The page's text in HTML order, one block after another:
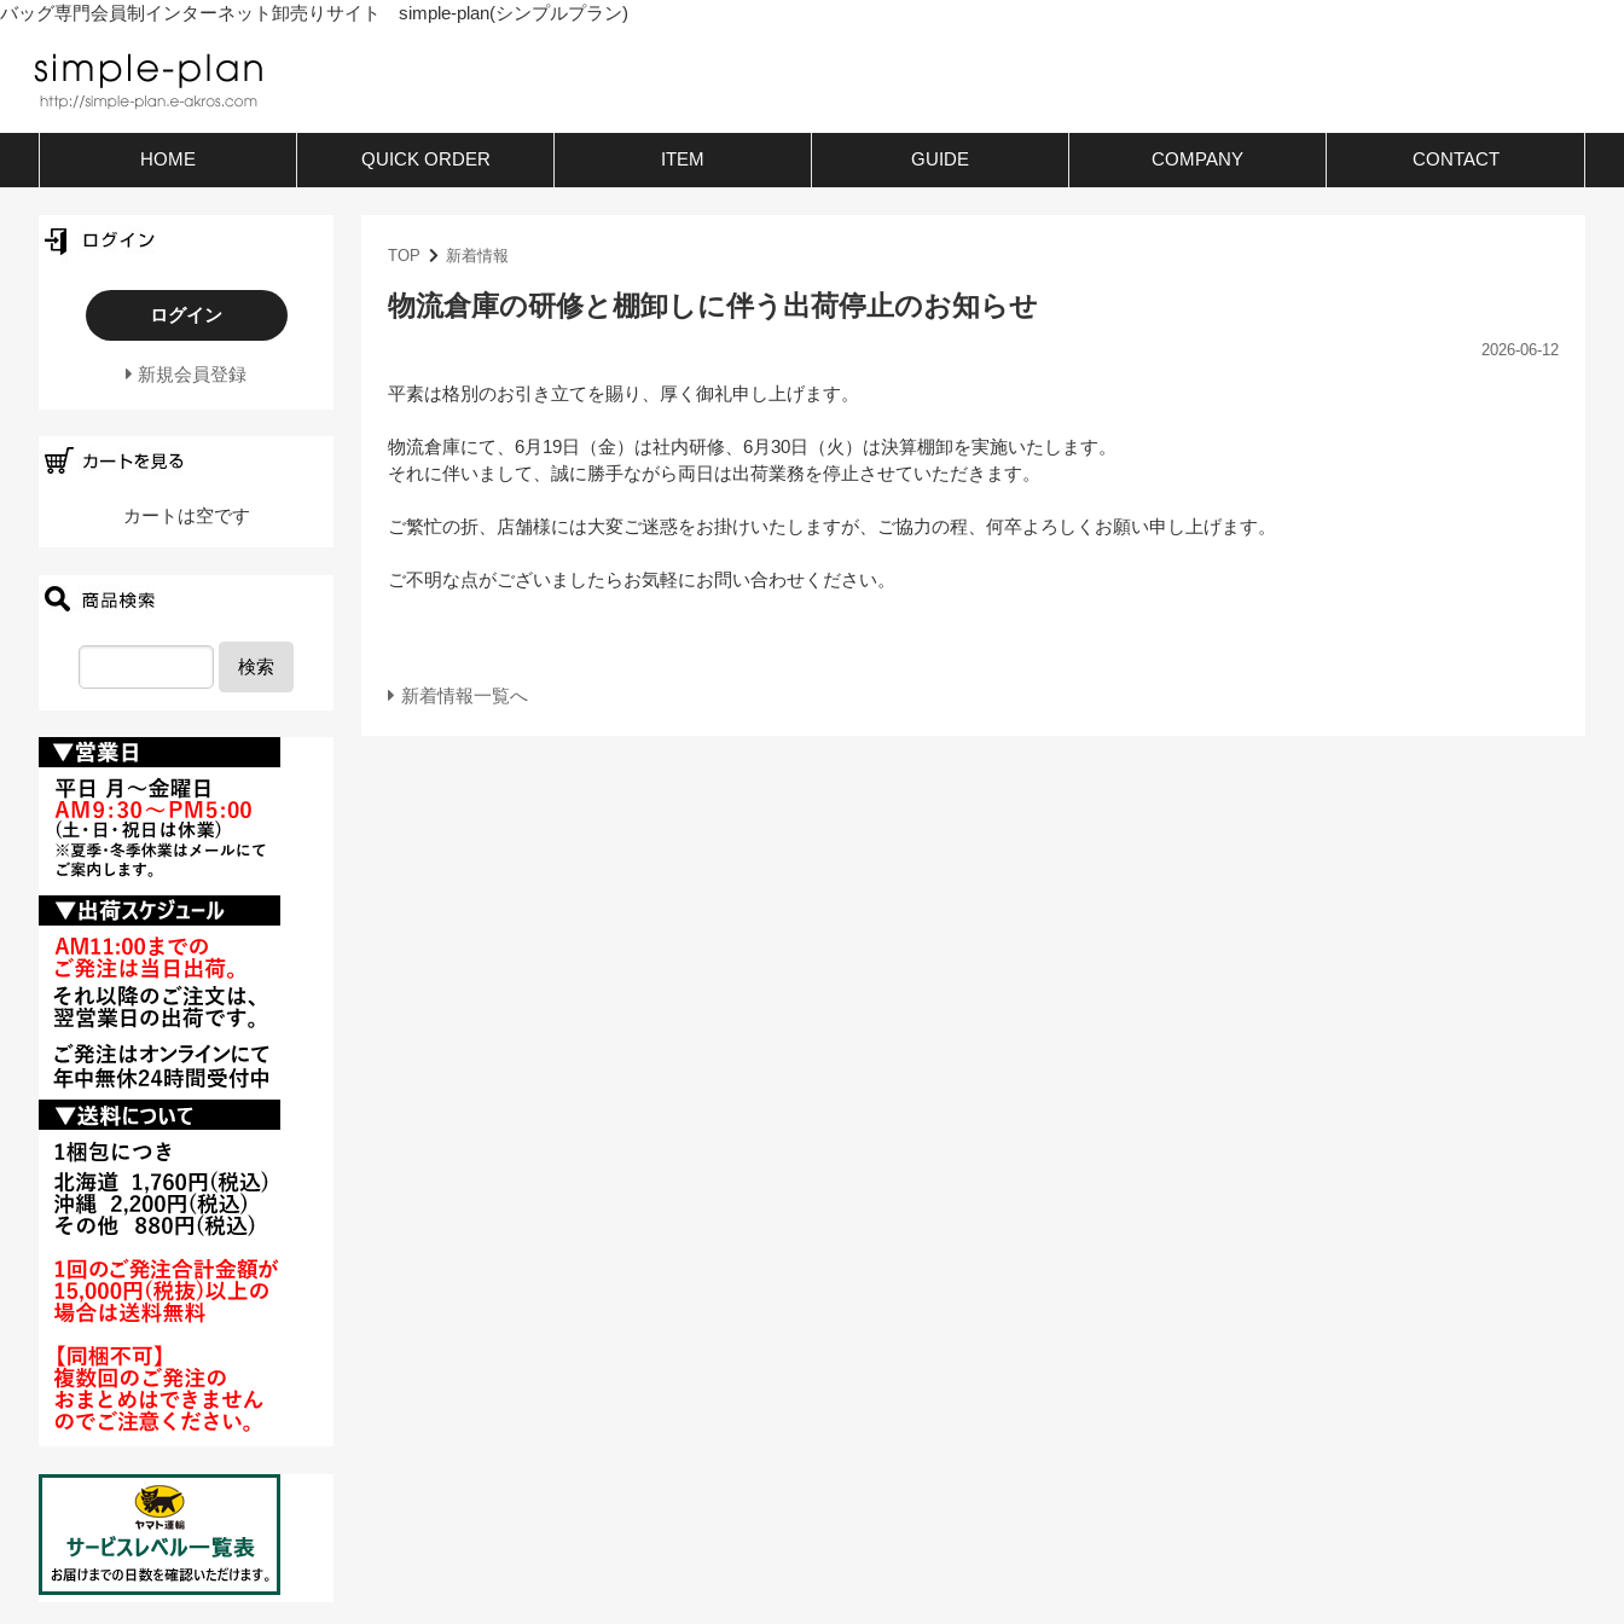
バッグ専門会員制インターネット卸売りサイト simple-plan(シンプルプラン)
HOME QUICK ORDER ITEM GUIDE COMPANY CONTACT
TOP 新着情報
物流倉庫の研修と棚卸しに伴う出荷停止のお知らせ
2026-06-12
平素は格別のお引き立てを賜り、厚く御礼申し上げます。
物流倉庫にて、6月19日（金）は社内研修、6月30日（火）は決算棚卸を実施いたします。
それに伴いまして、誠に勝手ながら両日は出荷業務を停止させていただきます。
ご繁忙の折、店舗様には大変ご迷惑をお掛けいたしますが、ご協力の程、何卒よろしくお願い申し上げます。
ご不明な点がございましたらお気軽にお問い合わせください。
新着情報一覧へ
ログイン
新規会員登録
カートは空です
検索